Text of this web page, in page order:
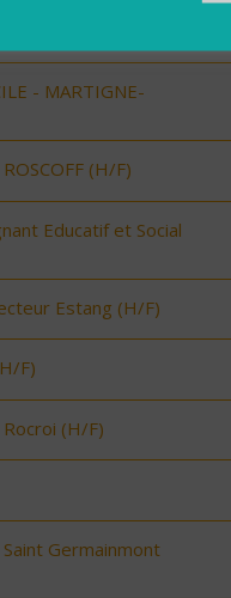
Vic-Fezensac
- MARTIGNE-
(H/F)
Educatif et Social
Estang (H/F)
F)
(H/F)
Germainmont